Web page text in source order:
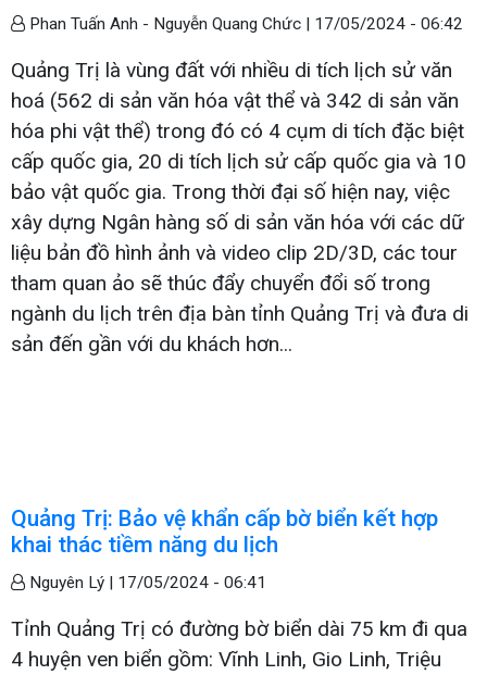
Phan Tuấn Anh - Nguyễn Quang Chức | 17/05/2024 - 06:42
Quảng Trị là vùng đất với nhiều di tích lịch sử văn
hoá (562 di sản văn hóa vật thể và 342 di sản văn
hóa phi vật thể) trong đó có 4 cụm di tích đặc biệt
cấp quốc gia, 20 di tích lịch sử cấp quốc gia và 10
bảo vật quốc gia. Trong thời đại số hiện nay, việc
xây dựng Ngân hàng số di sản văn hóa với các dữ
liệu bản đồ hình ảnh và video clip 2D/3D, các tour
tham quan ảo sẽ thúc đẩy chuyển đổi số trong
ngành du lịch trên địa bàn tỉnh Quảng Trị và đưa di
sản đến gần với du khách hơn...
Quảng Trị: Bảo vệ khẩn cấp bờ biển kết hợp
khai thác tiềm năng du lịch
Nguyên Lý | 17/05/2024 - 06:41
Tỉnh Quảng Trị có đường bờ biển dài 75 km đi qua
4 huyện ven biển gồm: Vĩnh Linh, Gio Linh, Triệu